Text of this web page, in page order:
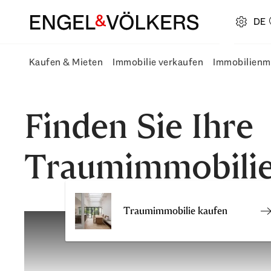
open navigation
Kaufen & Mieten Kaufen & Mieten Untermenü Fly-Out öffnen
Immobilie verkaufen Immobilie
DE
Finden Sie Ihre
Traumimmobilie kaufen